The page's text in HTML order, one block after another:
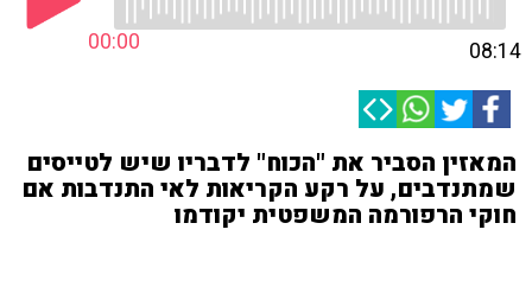
00:00 08:14
המאזין הסביר את "הכוח" לדבריו שיש לטייסים
שמתנדבים, על רקע הקריאות לאי התנדבות אם
חוקי הרפורמה המשפטית יקודמו